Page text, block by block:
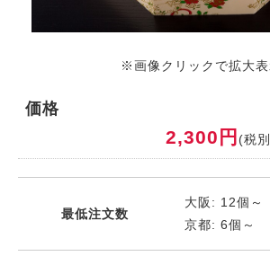
※画像クリックで拡大
価格
2,300円 (税
最低注文数
大阪: 12個～
京都: 6個～